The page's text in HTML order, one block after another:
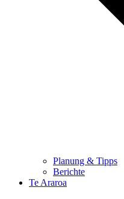
Planung & Tipps
Berichte
Te Araroa